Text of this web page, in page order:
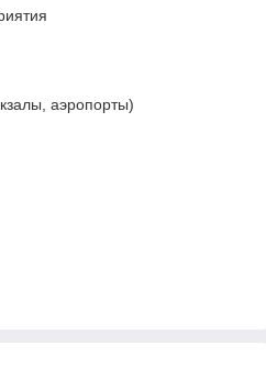
аэропорты)